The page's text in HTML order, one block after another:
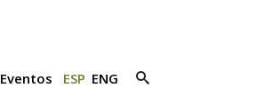
Eventos ESP ENG